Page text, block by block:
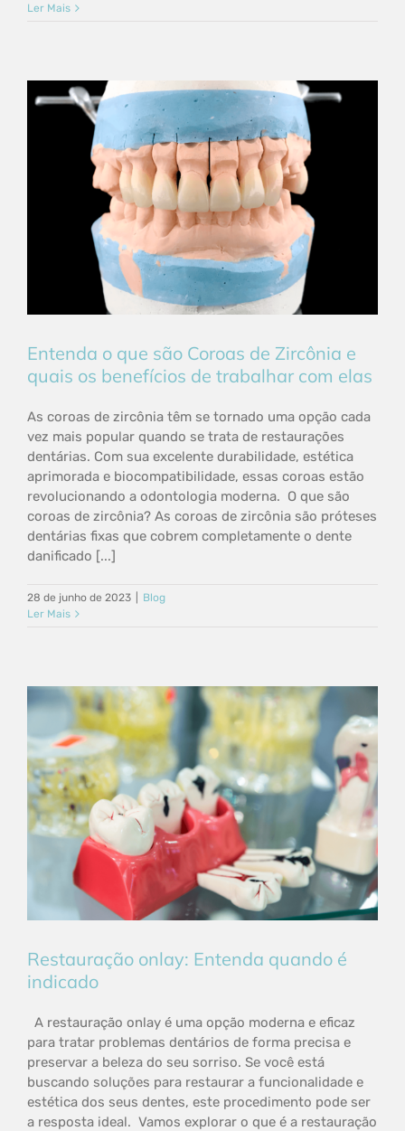
Ler Mais
Entenda o que são Coroas de Zircônia e
quais os benefícios de trabalhar com elas
As coroas de zircônia têm se tornado uma opção cada
vez mais popular quando se trata de restaurações
dentárias. Com sua excelente durabilidade, estética
aprimorada e biocompatibilidade, essas coroas estão
revolucionando a odontologia moderna. O que são
coroas de zircônia? As coroas de zircônia são próteses
dentárias fixas que cobrem completamente o dente
danificado [...]
28 de junho de 2023
Blog
Ler Mais
Restauração onlay: Entenda quando é
indicado
A restauração onlay é uma opção moderna e eficaz
para tratar problemas dentários de forma precisa e
preservar a beleza do seu sorriso. Se você está
buscando soluções para restaurar a funcionalidade e
estética dos seus dentes, este procedimento pode ser
a resposta ideal. Vamos explorar o que é a restauração